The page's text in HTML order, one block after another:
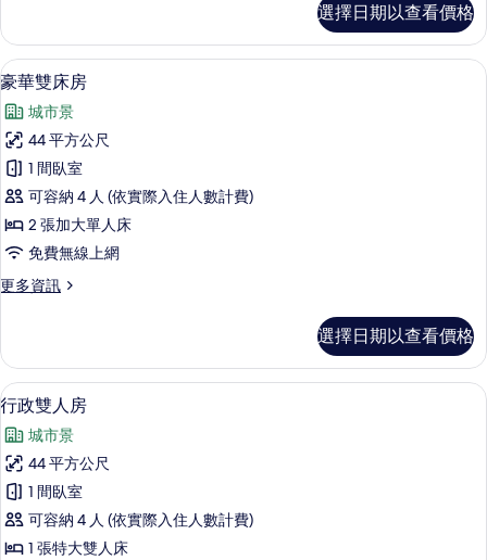
相
片
雙
人
房
詳
情
選擇日期以查看價格
顯
示
豪
華
雙
床
房
的
所
相
片
豪華雙床房 | 高級寢具、羽絨被、迷
7
豪華雙床房
城市景
44 平方公尺
1 間臥室
可容納 4 人 (依實際入住人數計費)
2 張加大單人床
免費無線上網
更多資訊
更
雙
床
房
的
詳
情
選擇日期以查看價格
顯
示
行
政
雙
人
高級寢具、羽絨被、迷你吧、客房內保
20
行政雙人房
城市景
44 平方公尺
1 間臥室
可容納 4 人 (依實際入住人數計費)
1 張特大雙人床